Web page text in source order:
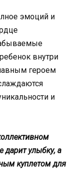
эмоций и
внутри
героем
и
дарит улыбку, а
куплетом для